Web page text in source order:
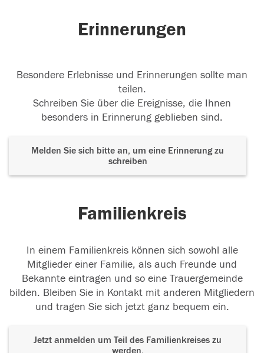
Erinnerungen
Besondere Erlebnisse und Erinnerungen sollte man
teilen.
Schreiben Sie über die Ereignisse, die Ihnen
besonders in Erinnerung geblieben sind.
Melden Sie sich bitte an, um eine Erinnerung zu
schreiben
Familienkreis
In einem Familienkreis können sich sowohl alle
Mitglieder einer Familie, als auch Freunde und
Bekannte eintragen und so eine Trauergemeinde
bilden. Bleiben Sie in Kontakt mit anderen Mitgliedern
und tragen Sie sich jetzt ganz bequem ein.
Jetzt anmelden um Teil des Familienkreises zu
werden.